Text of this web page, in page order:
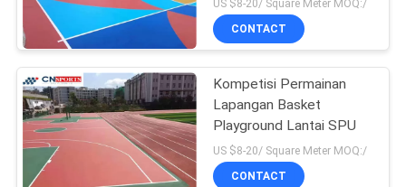
US $8-20/ Square Meter MOQ:/
CONTACT
Kompetisi Permainan
Lapangan Basket
Playground Lantai SPU
US $8-20/ Square Meter MOQ:/
CONTACT